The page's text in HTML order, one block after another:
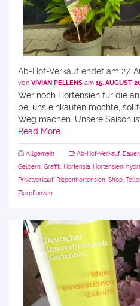
Ab-Hof-Verkauf endet am 27.
von VIVIAN PELLENS am 15. AUGUST
Wer noch Hortensien für die
bei uns einkaufen möchte,
Weg machen. Unsere Saison
Read More
Allgemein Ab-Hof-Verkauf,
Geldern Graffiti Hortensia Hortensien
Privatverkauf, Rispenhortensien Shop
Zierpflanzen